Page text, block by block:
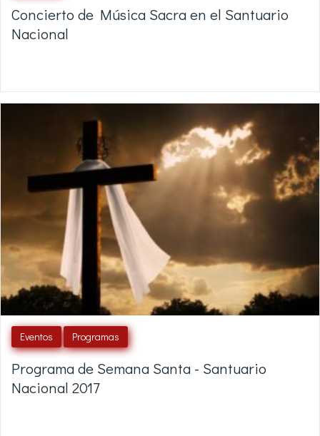
Concierto de Música Sacra en el Santuario
Nacional
Eventos Programas
Programa de Semana Santa - Santuario
Nacional 2017